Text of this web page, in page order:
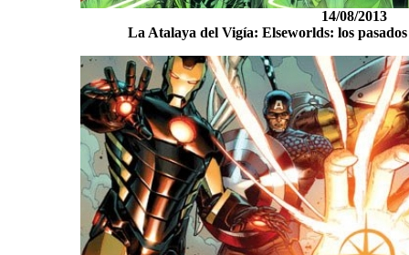
14/08/2013
La Atalaya del Vigía: Elseworlds: los